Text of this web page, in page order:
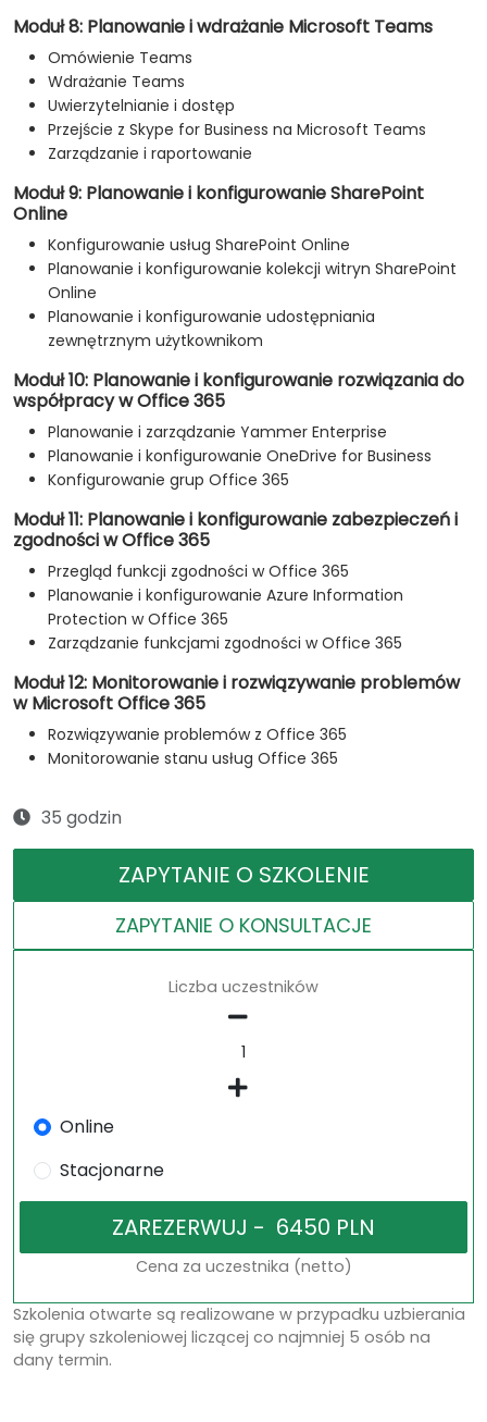
Moduł 8: Planowanie i wdrażanie Microsoft Teams
Omówienie Teams
Wdrażanie Teams
Uwierzytelnianie i dostęp
Przejście z Skype for Business na Microsoft Teams
Zarządzanie i raportowanie
Moduł 9: Planowanie i konfigurowanie SharePoint
Online
Konfigurowanie usług SharePoint Online
Planowanie i konfigurowanie kolekcji witryn SharePoint
Online
Planowanie i konfigurowanie udostępniania
zewnętrznym użytkownikom
Moduł 10: Planowanie i konfigurowanie rozwiązania do
współpracy w Office 365
Planowanie i zarządzanie Yammer Enterprise
Planowanie i konfigurowanie OneDrive for Business
Konfigurowanie grup Office 365
Moduł 11: Planowanie i konfigurowanie zabezpieczeń i
zgodności w Office 365
Przegląd funkcji zgodności w Office 365
Planowanie i konfigurowanie Azure Information
Protection w Office 365
Zarządzanie funkcjami zgodności w Office 365
Moduł 12: Monitorowanie i rozwiązywanie problemów
w Microsoft Office 365
Rozwiązywanie problemów z Office 365
Monitorowanie stanu usług Office 365
35 godzin
ZAPYTANIE O SZKOLENIE
ZAPYTANIE O KONSULTACJE
Liczba uczestników
Online
Stacjonarne
Cena za uczestnika (netto)
Szkolenia otwarte są realizowane w przypadku uzbierania
się grupy szkoleniowej liczącej co najmniej 5 osób na
dany termin.